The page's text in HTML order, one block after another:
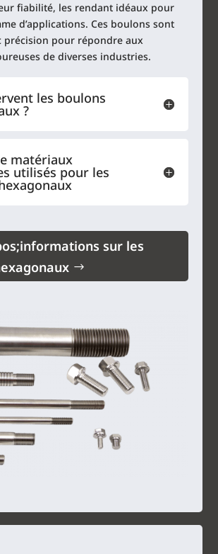
fiabilité, les rendant idéaux pour
d’applications. Ces boulons sont
précision pour répondre aux
de diverses industries.
les boulons
?
matériaux
utilisés pour les
sur les